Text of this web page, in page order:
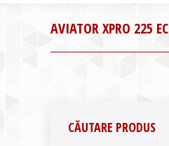
AVIATOR XPRO 225 EC
CĂUTARE PRODUS